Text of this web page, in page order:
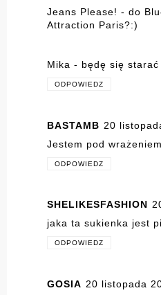
Jeans Please! - do
Attraction Paris?:)
Mika - będę się starać
ODPOWIEDZ
BASTAMB 20
Jestem pod
ODPOWIEDZ
SHELIKESFASHION
jaka ta sukienka jest
ODPOWIEDZ
GOSIA 20 listopada